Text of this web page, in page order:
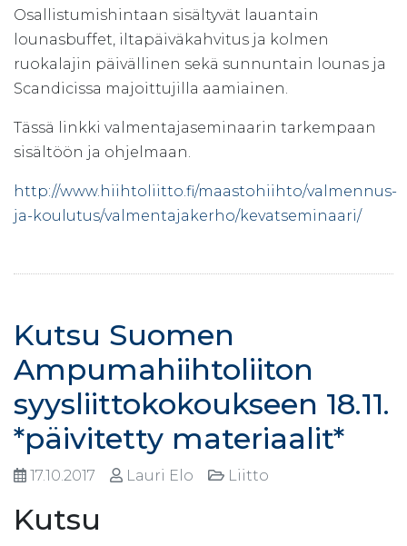
Osallistumishintaan sisältyvät lauantain
lounasbuffet, iltapäiväkahvitus ja kolmen
ruokalajin päivällinen sekä sunnuntain lounas ja
Scandicissa majoittujilla aamiainen.
Tässä linkki valmentajaseminaarin tarkempaan
sisältöön ja ohjelmaan.
http://www.hiihtoliitto.fi/maastohiihto/valmennus-
ja-koulutus/valmentajakerho/kevatseminaari/
Kutsu Suomen
Ampumahiihtoliiton
syysliittokokoukseen 18.11.
*päivitetty materiaalit*
17.10.2017 Lauri Elo Liitto
Kutsu